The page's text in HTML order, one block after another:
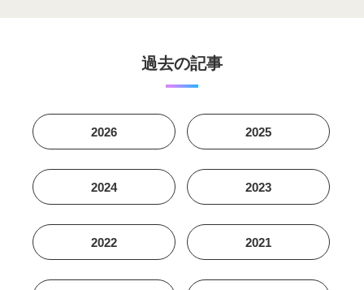
過去の記事
2026 2025
2024 2023
2022 2021